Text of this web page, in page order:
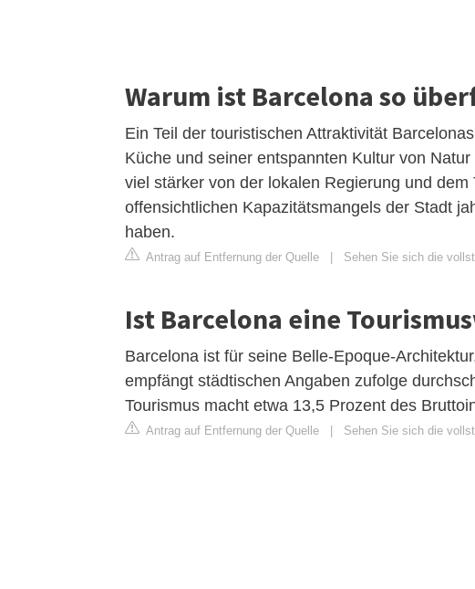
Warum ist Barcelona so
Ein Teil der touristischen Attraktivität
Küche und seiner entspannten Kultur von
viel stärker von der lokalen Regierung und
offensichtlichen Kapazitätsmangels der Stadt
haben.
Antrag auf Entfernung der Quelle Sehen Sie sich die
Ist Barcelona eine
Barcelona ist für seine Belle-Epoque-
empfängt städtischen Angaben zufolge
Tourismus macht etwa 13,5 Prozent des
Antrag auf Entfernung der Quelle Sehen Sie sich die